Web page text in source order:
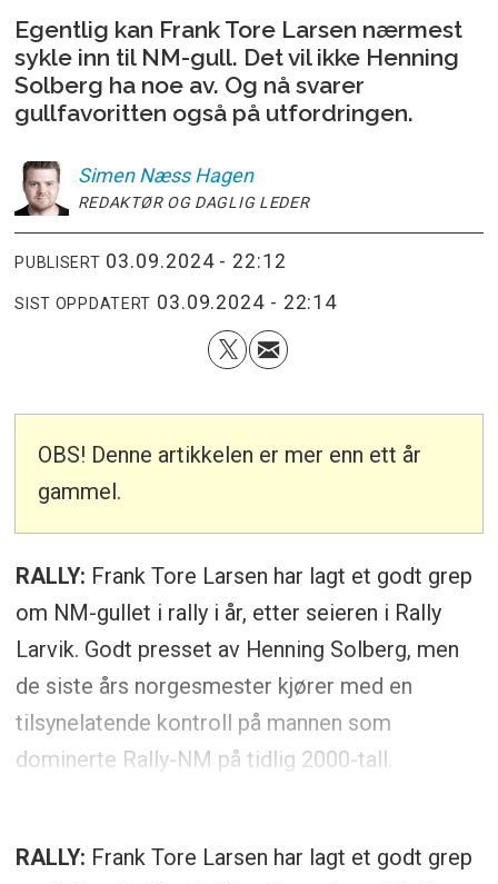
Egentlig kan Frank Tore Larsen nærmest
sykle inn til NM-gull. Det vil ikke Henning
Solberg ha noe av. Og nå svarer
gullfavoritten også på utfordringen.
Simen Næss Hagen
REDAKTØR OG DAGLIG LEDER
PUBLISERT 03.09.2024 - 22:12
SIST OPPDATERT 03.09.2024 - 22:14
OBS! Denne artikkelen er mer enn ett år
gammel.
RALLY: Frank Tore Larsen har lagt et godt grep
om NM-gullet i rally i år, etter seieren i Rally
Larvik. Godt presset av Henning Solberg, men
de siste års norgesmester kjører med en
tilsynelatende kontroll på mannen som
dominerte Rally-NM på tidlig 2000-tall.
RALLY: Frank Tore Larsen har lagt et godt grep